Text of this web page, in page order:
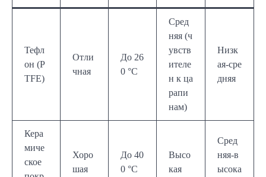
Тефл
он (P
TFE)
Отли
чная
До 26
0 °C
Сред
няя (ч
увств
ителе
н к ца
рапи
нам)
Низк
ая-сре
дняя
Кера
миче
ское
Хоро
шая
До 40
0 °C
Высо
кая
Сред
няя-в
ысока